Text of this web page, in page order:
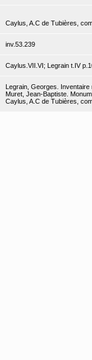
Caylus, A.C de Tubières,
inv.53.239
Caylus.VII.VI; Legrain t.IV
Legrain, Georges. Inventaire
Muret, Jean-Baptiste.
Caylus, A.C de Tubières,